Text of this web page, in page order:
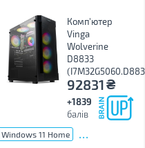
Комп'ютер
Vinga
Wolverine
D8833
92831₴
+1839
балів
Windows 11 Home ...